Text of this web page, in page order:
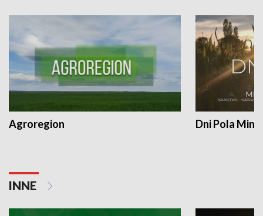
Agroregion Dni Pola
INNE